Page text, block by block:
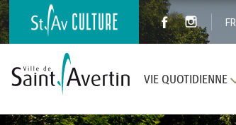
FR
VIE QUOTIDIENNE